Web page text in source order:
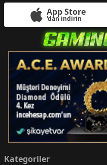
App Store
'dan indirin
Kategoriler